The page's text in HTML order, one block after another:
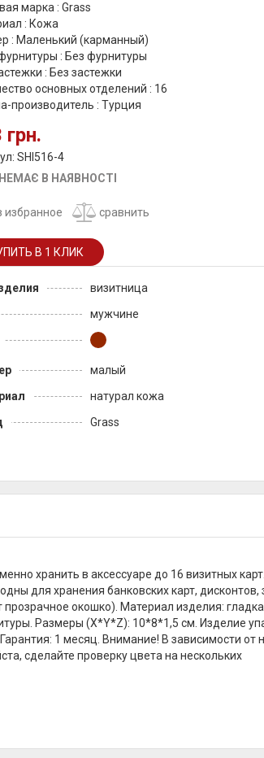
марка : Grass
: Кожа
: Маленький (карманный)
: Без фурнитуры
: Без застежки
основных отделений : 16
производитель : Турция
SHI516-4
НЕМАЄ В НАЯВНОСТІ
избранное сравнить
визитница
мужчине
малый
натурал кожа
Grass
хранить в аксессуаре до 16 визитных карт.
для хранения банковских карт, дисконтов,
окошко). Материал изделия:
Размеры (X*Y*Z): 10*8*1,5 см. Изделие
1 месяц. Внимание! В зависимости от
сделайте проверку цвета на нескольких